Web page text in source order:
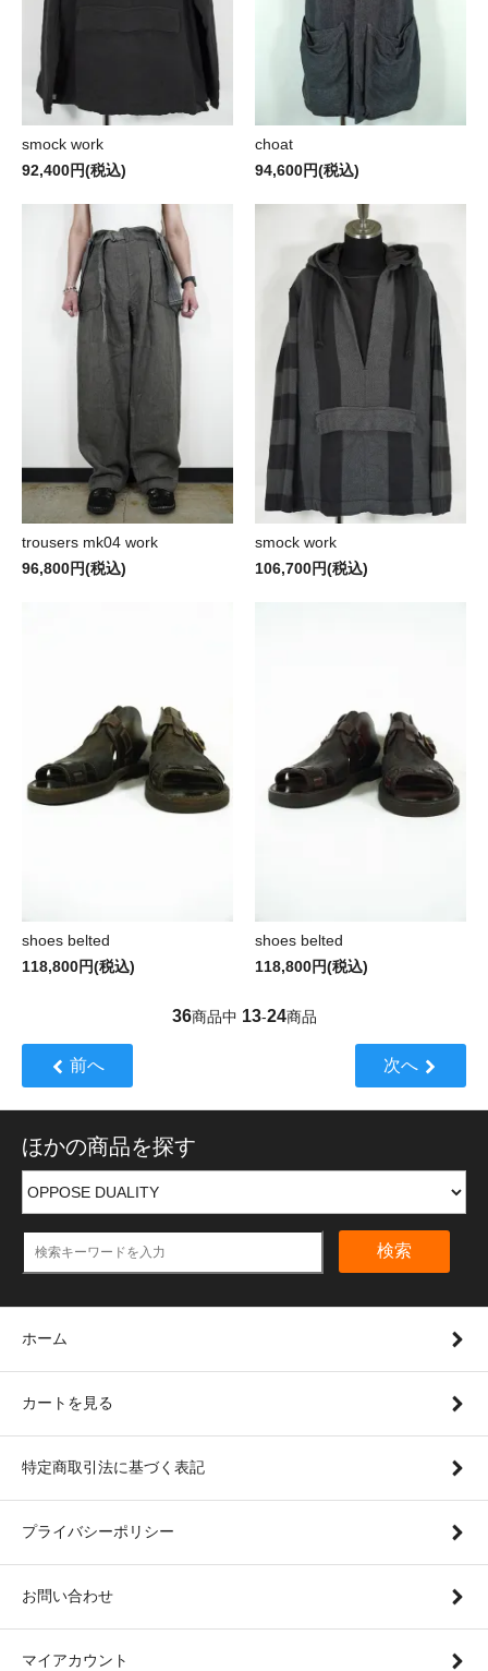
smock work
92,400円(税込)
choat
94,600円(税込)
trousers mk04 work
96,800円(税込)
smock work
106,700円(税込)
shoes belted
118,800円(税込)
shoes belted
118,800円(税込)
36商品中 13-24商品
前へ 次へ
ほかの商品を探す
検索
ホーム
カートを見る
特定商取引法に基づく表記
プライバシーポリシー
お問い合わせ
マイアカウント